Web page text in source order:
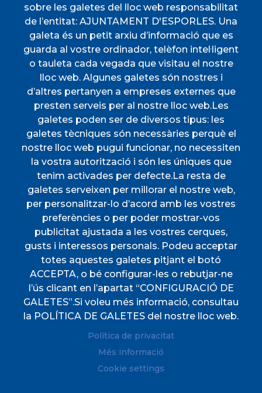
CERTIFICAT DE VIATGE PERFIL DEL
CONTRACTANT
PORTAL DE
TRANSPARÈNCIA
SEU ELECTRÒNICA
TAULER D'ANUNCIS
TRANSPORT
Menú
INICI
AJUNTAMENT
DESCOBREIX ESPORLES
VIURE A ESPORLES
TOTES LES NOTÍCIES
CIF P0702000A. CP: 07190
Direccions
Plaça de l'Ajuntament, 1
(+34) 971 61 00 02
(+34) 971 61 04 45
sobre les galetes del lloc web responsabilitat
de l’entitat: AJUNTAMENT D'ESPORLES. Una
galeta és un petit arxiu d’informació que es
guarda al vostre ordinador, telèfon intel·ligent
o tauleta cada vegada que visitau el nostre
lloc web. Algunes galetes són nostres i
d’altres pertanyen a empreses externes que
presten serveis per al nostre lloc web.Les
galetes poden ser de diversos tipus: les
galetes tècniques són necessàries perquè el
nostre lloc web pugui funcionar, no necessiten
la vostra autorització i són les úniques que
tenim activades per defecte.La resta de
galetes serveixen per millorar el nostre web,
per personalitzar-lo d’acord amb les vostres
preferències o per poder mostrar-vos
publicitat ajustada a les vostres cerques,
gusts i interessos personals. Podeu acceptar
totes aquestes galetes pitjant el botó
ACCEPTA, o bé configurar-les o rebutjar-ne
l’ús clicant en l’apartat “CONFIGURACIÓ DE
GALETES”.Si voleu més informació, consultau
la POLÍTICA DE GALETES del nostre lloc web.
Política de privacitat
Més informació
Cookie settings